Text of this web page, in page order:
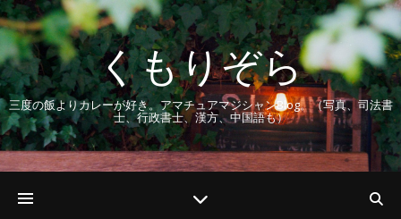
くもりぞら
三度の飯よりカレーが好き。アマチュアマジシャンBlog。（写真、司法書
士、行政書士、漢方、中国語も）